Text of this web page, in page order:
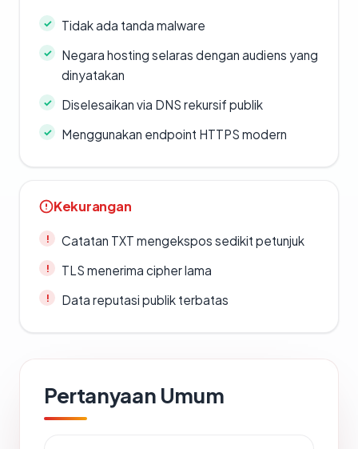
Tidak ada tanda malware
Negara hosting selaras dengan audiens yang
dinyatakan
Diselesaikan via DNS rekursif publik
Menggunakan endpoint HTTPS modern
Kekurangan
Catatan TXT mengekspos sedikit petunjuk
TLS menerima cipher lama
Data reputasi publik terbatas
Pertanyaan Umum